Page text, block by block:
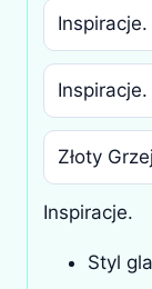
Inspiracje.
Inspiracje.
Złoty
Inspiracje.
Styl